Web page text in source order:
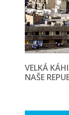
VELKÁ
NAŠE